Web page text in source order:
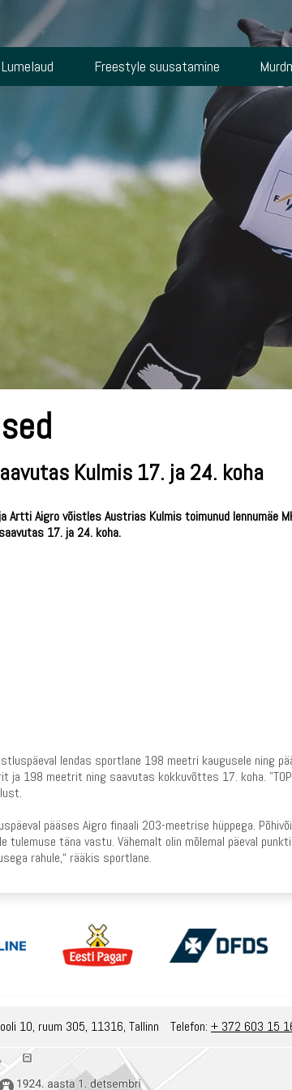
Lumelaud Freestyle suusatamine
Kulmis 17. ja 24. koha
Artti Aigro võistles Austrias Kulmis toimunud lennumäe
17. ja 24. koha.
lendas sportlane 198 meetri kaugusele ning
ja 198 meetrit ning saavutas kokkuvõttes 17. koha.
pääses Aigro finaali 203-meetrise hüppega.
tulemuse täna vastu. Vähemalt olin mõlemal päeval
rahule,“ rääkis sportlane.
10, ruum 305, 11316, Tallinn Telefon: + 372 603 15